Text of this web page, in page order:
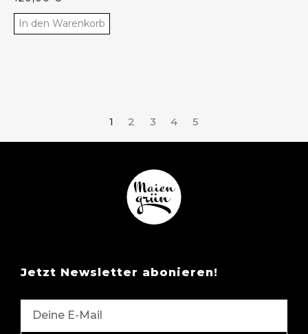
In den Warenkorb
1 2 3 4 5
Jetzt Newsletter abonieren!